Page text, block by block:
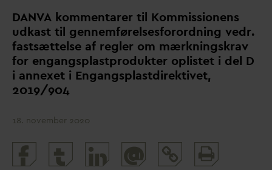
DANVA kommentarer til Kommissionens
udkast til gennemførelsesforordning vedr.
fastsættelse af regler om mærkningskrav
for engangsplastprodukter oplistet i del D
i annexet i Engangsplastdirektivet,
2019/904
18. november 2020
@
and